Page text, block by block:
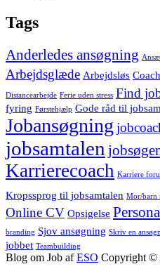
Tags
Anderledes ansøgning
Arbejdsglæde Arbejdsløs
Distancearbejde Ferie uden stress Find
fyring Førstehjælp Gode råd til
Jobansøgning
jobsamtalen
Karrierecoach Karriere
Kropssprog til jobsamtalen Mor/barn
Online CV Opsigelse
branding Sjov ansøgning Skriv en
jobbet Teambuilding
Blog om Job afESO Copyright ©